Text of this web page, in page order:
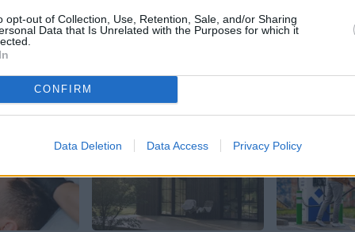
opt-out of Collection, Use, Retention, Sale, and/or Sharing
Data that Is Unrelated with the Purposes for which it
CONFIRM
Data Deletion Data Access Privacy Policy
Santa.lv profilu vai kādu no šiem sociālo tīklu